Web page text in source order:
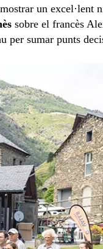
un excel·lent
sobre el francès
per sumar punts